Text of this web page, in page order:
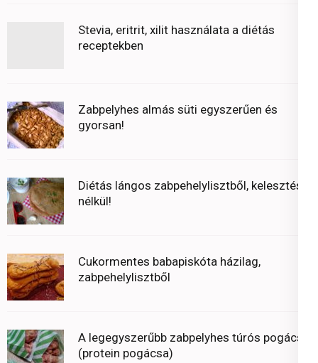
Stevia, eritrit, xilit használata a diétás
receptekben
Zabpelyhes almás süti egyszerűen és
gyorsan!
Diétás lángos zabpehelylisztből, kelesztés
nélkül!
Cukormentes babapiskóta házilag,
zabpehelylisztből
A legegyszerűbb zabpelyhes túrós pogácsa
(protein pogácsa)